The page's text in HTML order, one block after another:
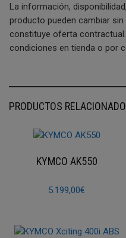
La información,
producto pueden cambiar
constituye oferta
condiciones en tienda o por
PRODUCTOS
KYMCO AK550
5.199,00€